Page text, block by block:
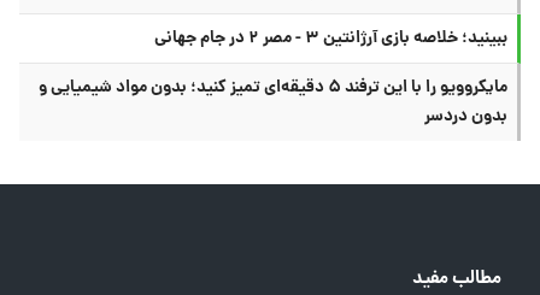
ببینید؛ خلاصه بازی آرژانتین ۳ - مصر ۲ در جام جهانی
مایکروویو را با این ترفند ۵ دقیقه‌ای تمیز کنید؛ بدون مواد شیمیایی و
بدون دردسر
مطالب مفید